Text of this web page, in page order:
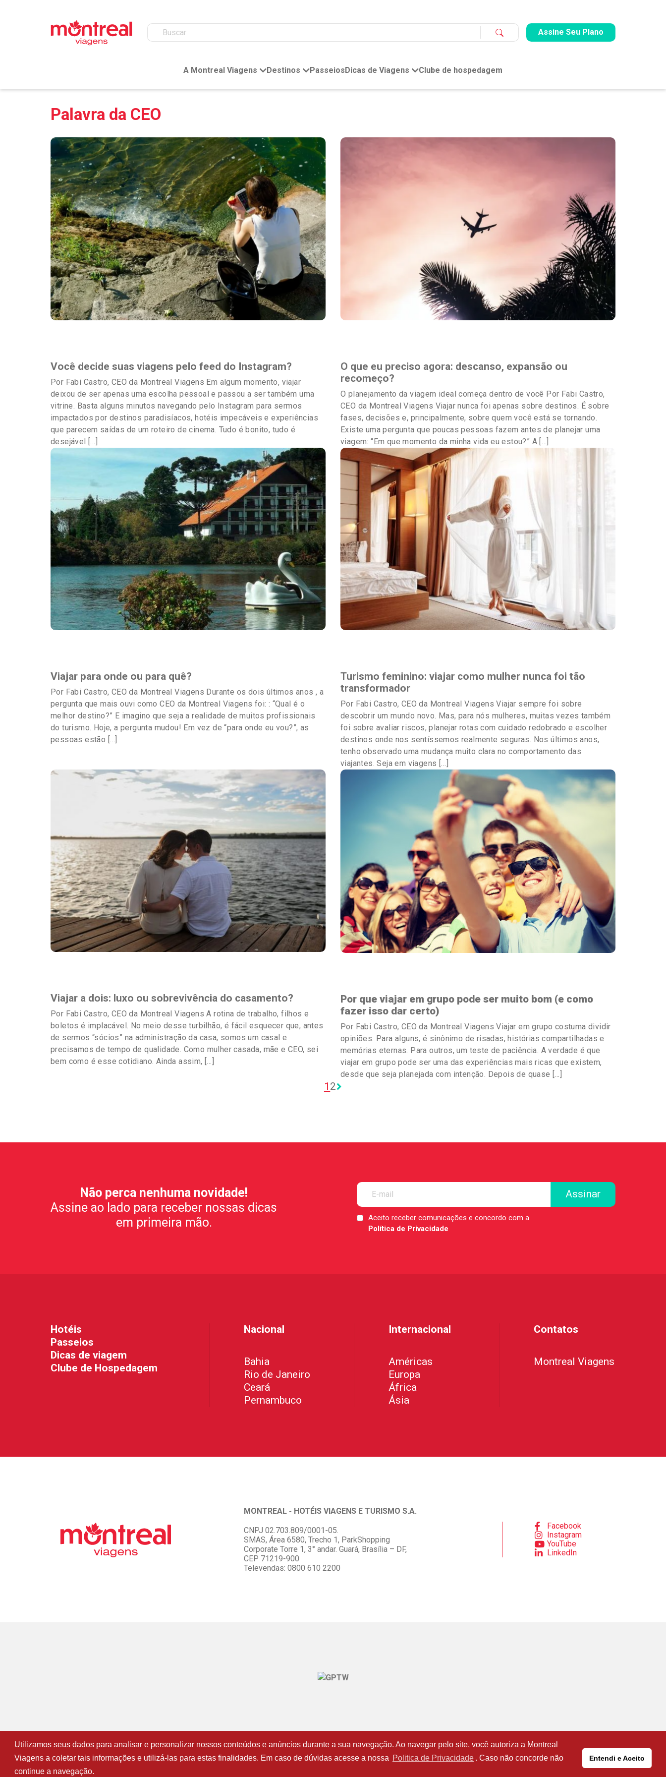
Assine Seu Plano
A Montreal Viagens Destinos Passeios Dicas de Viagens Clube de hospedagem
Palavra da CEO
Você decide suas viagens pelo feed do Instagram?
Por Fabi Castro, CEO da Montreal Viagens Em algum momento, viajar
deixou de ser apenas uma escolha pessoal e passou a ser também uma
vitrine. Basta alguns minutos navegando pelo Instagram para sermos
impactados por destinos paradisíacos, hotéis impecáveis e experiências
que parecem saídas de um roteiro de cinema. Tudo é bonito, tudo é
desejável […]
O que eu preciso agora: descanso, expansão ou
recomeço?
O planejamento da viagem ideal começa dentro de você Por Fabi Castro,
CEO da Montreal Viagens Viajar nunca foi apenas sobre destinos. É sobre
fases, decisões e, principalmente, sobre quem você está se tornando.
Existe uma pergunta que poucas pessoas fazem antes de planejar uma
viagem: “Em que momento da minha vida eu estou?” A […]
Viajar para onde ou para quê?
Por Fabi Castro, CEO da Montreal Viagens Durante os dois últimos anos , a
pergunta que mais ouvi como CEO da Montreal Viagens foi: : “Qual é o
melhor destino?” E imagino que seja a realidade de muitos profissionais
do turismo. Hoje, a pergunta mudou! Em vez de “para onde eu vou?”, as
pessoas estão […]
Turismo feminino: viajar como mulher nunca foi tão
transformador
Por Fabi Castro, CEO da Montreal Viagens Viajar sempre foi sobre
descobrir um mundo novo. Mas, para nós mulheres, muitas vezes também
foi sobre avaliar riscos, planejar rotas com cuidado redobrado e escolher
destinos onde nos sentíssemos realmente seguras. Nos últimos anos,
tenho observado uma mudança muito clara no comportamento das
viajantes. Seja em viagens […]
Viajar a dois: luxo ou sobrevivência do casamento?
Por Fabi Castro, CEO da Montreal Viagens A rotina de trabalho, filhos e
boletos é implacável. No meio desse turbilhão, é fácil esquecer que, antes
de sermos “sócios” na administração da casa, somos um casal e
precisamos de tempo de qualidade. Como mulher casada, mãe e CEO, sei
bem como é esse cotidiano. Ainda assim, […]
Por que viajar em grupo pode ser muito bom (e como
fazer isso dar certo)
Por Fabi Castro, CEO da Montreal Viagens Viajar em grupo costuma dividir
opiniões. Para alguns, é sinônimo de risadas, histórias compartilhadas e
memórias eternas. Para outros, um teste de paciência. A verdade é que
viajar em grupo pode ser uma das experiências mais ricas que existem,
desde que seja planejada com intenção. Depois de quase […]
1 2
Não perca nenhuma novidade!
Assine ao lado para receber nossas dicas
em primeira mão.
LGPDAceito receber comunicações e concordo com a
Política de Privacidade
Hotéis
Passeios
Dicas de viagem
Clube de Hospedagem
Nacional
Bahia
Rio de Janeiro
Ceará
Pernambuco
Internacional
Américas
Europa
África
Ásia
Contatos
Montreal Viagens
MONTREAL - HOTÉIS VIAGENS E TURISMO S.A.
CNPJ 02.703.809/0001-05.
SMAS, Área 6580, Trecho 1, ParkShopping
Corporate Torre 1, 3° andar. Guará, Brasília – DF,
CEP 71219-900
Televendas: 0800 610 2200
Facebook
Instagram
YouTube
LinkedIn
Copyright - Todos os direitos reservados - Montreal Viagens - 2026
Utilizamos seus dados para analisar e personalizar nossos conteúdos e anúncios durante a sua navegação. Ao navegar pelo site, você autoriza a Montreal
Viagens a coletar tais informações e utilizá-las para estas finalidades. Em caso de dúvidas acesse a nossa Politica de Privacidade . Caso não concorde não
continue a navegação.
Entendi e Aceito